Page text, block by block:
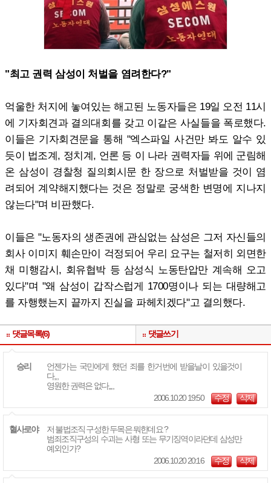
"최고 권력 삼성이 처벌을 염려한다?"
억울한 처지에 놓여있는 해고된 노동자들은 19일 오전 11시
에 기자회견과 결의대회를 갖고 이같은 사실들을 폭로했다.
이들은 기자회견문을 통해 "엑스파일 사건만 봐도 알수 있
듯이 법조계, 정치계, 언론 등 이 나라 권력자들 위에 군림해
온 삼성이 경찰청 질의회시문 한 장으로 처벌받을 것이 염
려되어 계약해지했다는 것은 정말로 궁색한 변명에 지나지
않는다"며 비판했다.
이들은 "노동자의 생존권에 관심없는 삼성은 그저 자신들의
회사 이미지 훼손만이 걱정되어 우리 요구는 철저히 외면한
채 미행감시, 회유협박 등 삼성식 노동탄압만 계속해 오고
있다"며 "왜 삼성이 갑작스럽게 1700명이나 되는 대량해고
를 자행했는지 끝까지 진실을 파헤치겠다"고 결의했다.
댓글목록(6) 댓글쓰기
승리
언젠가는 국민에게 했던 죄를 한거번에 받을날이 있을것이
다,,,
영원한 권력은 없다,,,,
2006.10.20 19:50
수정 삭제
혈사로야
저 불법조직 구성한 두목은 뭐한데요 ?
범죄조직구성의 수괴는 사형 또는 무기징역이라던데 삼성만
예외인가?
2006.10.20 20:16
수정 삭제